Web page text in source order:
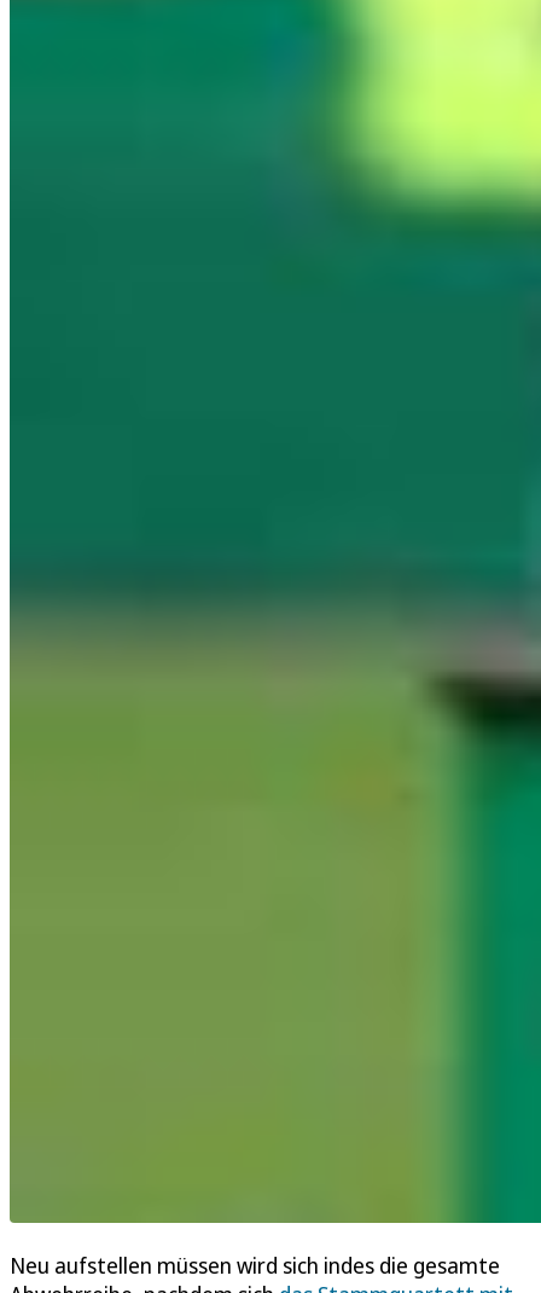
Neu aufstellen müssen wird sich indes die gesamte